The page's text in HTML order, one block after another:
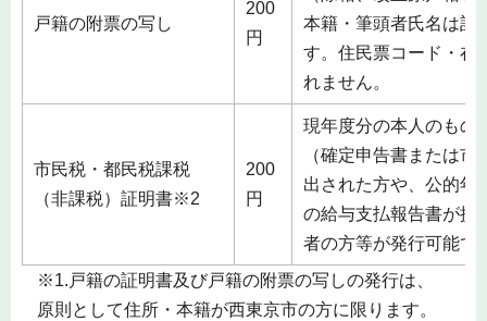
戸籍の附票の写し
200
円
本籍・筆頭者氏名は記
す。住民票コード・在
れません。
市民税・都民税課税
（非課税）証明書※2
200
円
現年度分の本人のもの
（確定申告書または
出された方や、公的年
の給与支払報告書が提
者の方等が発行可能で
※1.戸籍の証明書及び戸籍の附票の写しの発行は、
原則として住所・本籍が西東京市の方に限ります。